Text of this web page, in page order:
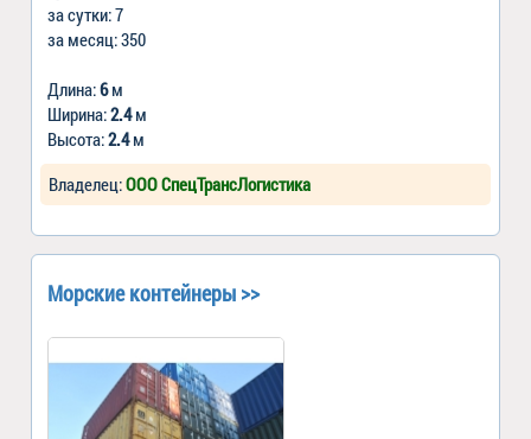
за сутки: 7
за месяц: 350
Длина:6м
Ширина:2.4м
Высота:2.4м
Владелец:ООО СпецТрансЛогистика
Морские контейнеры >>